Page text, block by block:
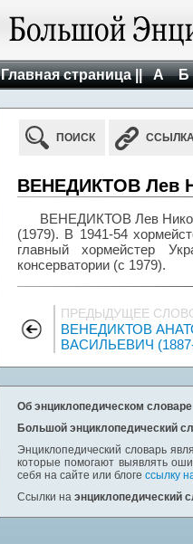
Главная страница || А Б
ПОИСК
ВЕНЕДИКТОВ Лев
ВЕНЕДИКТОВ Лев
(1979). В 1941-54
главный хормейстер
консерватории (с 1979).
ПРЕДЫДУЩЕЕ
ВЕНЕДИКТОВ
ВАСИЛЬЕВИЧ
Об энциклопедическом словаре
Большой энциклопедический
Энциклопедический словарь
которые помогают выявлять
себя на сайте или блоге ссылку
Ссылки на энциклопедический